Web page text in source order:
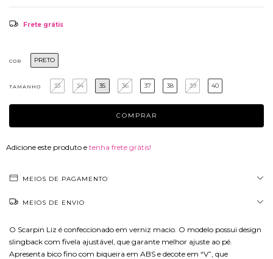
Frete grátis
COR PRETO
TAMANHO 33 34 35 36 37 38 39 40
Adicione este produto e tenha frete grátis!
MEIOS DE PAGAMENTO
MEIOS DE ENVIO
O Scarpin Liz é confeccionado em verniz macio. O modelo possui design
slingback com fivela ajustável, que garante melhor ajuste ao pé.
Apresenta bico fino com biqueira em ABS e decote em “V”, que